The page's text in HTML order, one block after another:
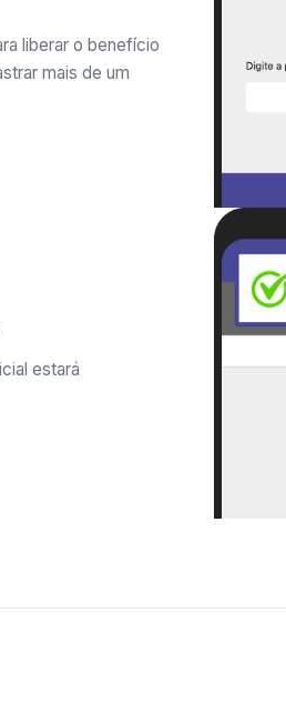
liberar o benefício
mais de um
estará